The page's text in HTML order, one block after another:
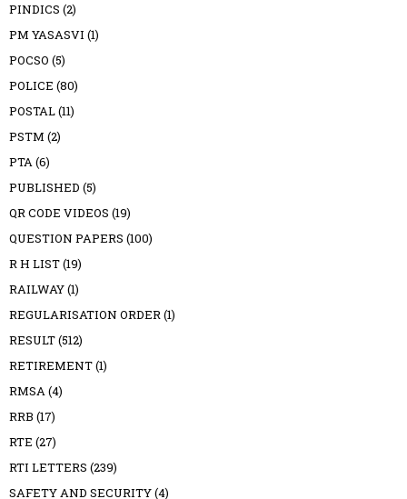
PINDICS (2)
PM YASASVI (1)
POCSO (5)
POLICE (80)
POSTAL(11)
PSTM (2)
PTA(6)
PUBLISHED (5)
QR CODE VIDEOS (19)
QUESTION PAPERS (100)
R H LIST(19)
RAILWAY(1)
REGULARISATION ORDER(1)
RESULT(512)
RETIREMENT(1)
RMSA(4)
RRB (17)
RTE (27)
RTI LETTERS (239)
SAFETY AND SECURITY(4)